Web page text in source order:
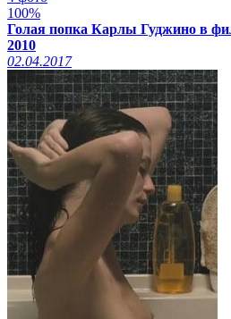
100%
Голая попка Карлы Гуджино в
2010
02.04.2017